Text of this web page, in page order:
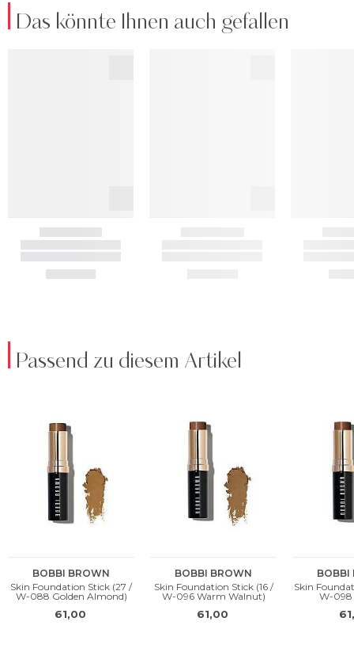
Das könnte Ihnen auch gefallen
Passend zu diesem Artikel